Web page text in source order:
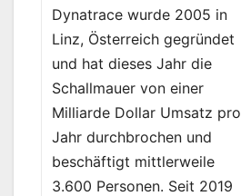
Dynatrace wurde 2005 in
Linz, Österreich gegründet
und hat dieses Jahr die
Schallmauer von einer
Milliarde Dollar Umsatz pro
Jahr durchbrochen und
beschäftigt mittlerweile
3.600 Personen. Seit 2019